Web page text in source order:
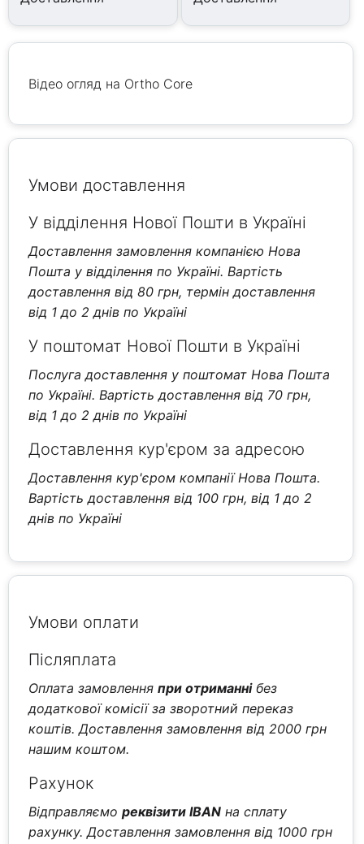
Відео огляд на Ortho Core
Умови доставлення
У відділення Нової Пошти в Україні
Доставлення замовлення компанією Нова
Пошта у відділення по Україні. Вартість
доставлення від 80 грн, термін доставлення
від 1 до 2 днів по Україні
У поштомат Нової Пошти в Україні
Послуга доставлення у поштомат Нова Пошта
по Україні. Вартість доставлення від 70 грн,
від 1 до 2 днів по Україні
Доставлення кур'єром за адресою
Доставлення кур'єром компанії Нова Пошта.
Вартість доставлення від 100 грн, від 1 до 2
днів по Україні
Умови оплати
Післяплата
Оплата замовленняпри отриманнібез
додаткової комісії за зворотний переказ
коштів. Доставлення замовлення від 2000 грн
нашим коштом.
Рахунок
Відправляємореквізити IBAN на сплату
рахунку. Доставлення замовлення від 1000 грн